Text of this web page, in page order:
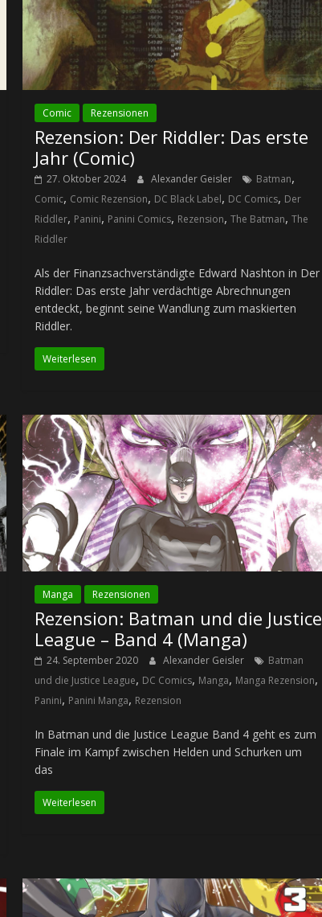
Comic Rezensionen
Rezension: Der Riddler: Das erste
Jahr (Comic)
27. Oktober 2024 Alexander Geisler Batman,
Comic, Comic Rezension, DC Black Label, DC Comics, Der
Riddler, Panini, Panini Comics, Rezension,The Batman,The
Riddler
Als der Finanzsachverständigte Edward Nashton in Der
Riddler: Das erste Jahr verdächtige Abrechnungen
entdeckt, beginnt seine Wandlung zum maskierten
Riddler.
Weiterlesen
Manga Rezensionen
Rezension: Batman und die Justice
League – Band 4 (Manga)
24. September 2020 Alexander Geisler
Batman
und die Justice League, DC Comics, Manga, Manga Rezension,
Panini, Panini Manga, Rezension
In Batman und die Justice League Band 4 geht es zum
Finale im Kampf zwischen Helden und Schurken um
das
Weiterlesen